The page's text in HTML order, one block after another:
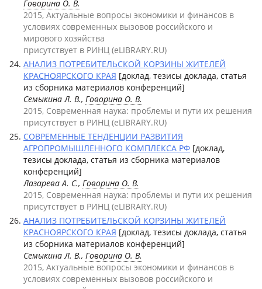
Говорина О. В.
2015, Актуальные вопросы экономики и финансов в
условиях современных вызовов российского и
мирового хозяйства
присутствует в РИНЦ (eLIBRARY.RU)
АНАЛИЗ ПОТРЕБИТЕЛЬСКОЙ КОРЗИНЫ ЖИТЕЛЕЙ
КРАСНОЯРСКОГО КРАЯ [доклад, тезисы доклада, статья
из сборника материалов конференций]
Семыкина Л. В., Говорина О. В.
2015, Современная наука: проблемы и пути их решения
присутствует в РИНЦ (eLIBRARY.RU)
СОВРЕМЕННЫЕ ТЕНДЕНЦИИ РАЗВИТИЯ
АГРОПРОМЫШЛЕННОГО КОМПЛЕКСА РФ [доклад,
тезисы доклада, статья из сборника материалов
конференций]
Лазарева А. С., Говорина О. В.
2015, Современная наука: проблемы и пути их решения
присутствует в РИНЦ (eLIBRARY.RU)
АНАЛИЗ ПОТРЕБИТЕЛЬСКОЙ КОРЗИНЫ ЖИТЕЛЕЙ
КРАСНОЯРСКОГО КРАЯ [доклад, тезисы доклада, статья
из сборника материалов конференций]
Семыкина Л. В., Говорина О. В.
2015, Актуальные вопросы экономики и финансов в
условиях современных вызовов российского и